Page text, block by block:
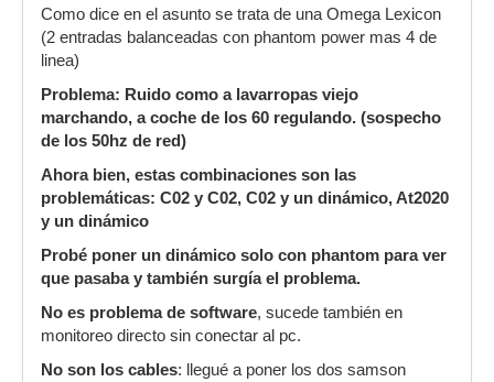
Como dice en el asunto se trata de una Omega Lexicon
(2 entradas balanceadas con phantom power mas 4 de
linea)
Problema: Ruido como a lavarropas viejo
marchando, a coche de los 60 regulando. (sospecho
de los 50hz de red)
Ahora bien, estas combinaciones son las
problemáticas: C02 y C02, C02 y un dinámico, At2020
y un dinámico
Probé poner un dinámico solo con phantom para ver
que pasaba y también surgía el problema.
No es problema de software, sucede también en
monitoreo directo sin conectar al pc.
No son los cables: llegué a poner los dos samson